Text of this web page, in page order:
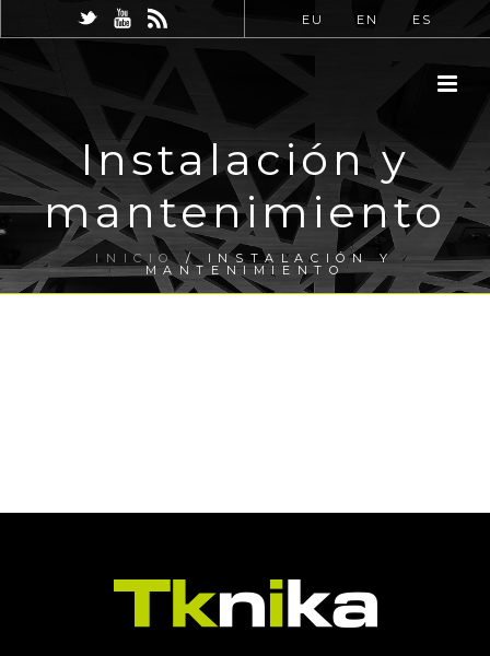
EU EN ES
Instalación y
mantenimiento
INICIO/ INSTALACIÓN Y
MANTENIMIENTO